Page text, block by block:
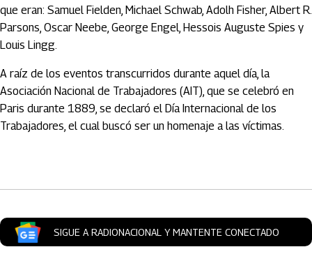
que eran: Samuel Fielden, Michael Schwab, Adolh Fisher, Albert R.
Parsons, Oscar Neebe, George Engel, Hessois Auguste Spies y
Louis Lingg.
A raíz de los eventos transcurridos durante aquel día, la
Asociación Nacional de Trabajadores (AIT), que se celebró en
Paris durante 1889, se declaró el Día Internacional de los
Trabajadores, el cual buscó ser un homenaje a las víctimas.
SIGUE A RADIONACIONAL Y MANTENTE CONECTADO